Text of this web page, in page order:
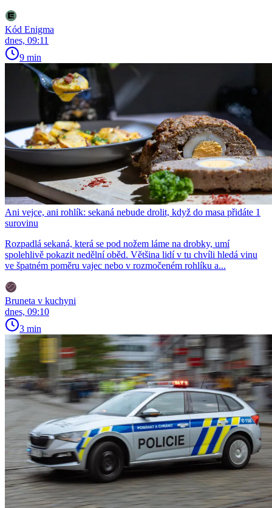
Kód Enigma
dnes, 09:11
9 min
Ani vejce, ani rohlík: sekaná nebude drolit, když do masa přidáte 1
surovinu
Rozpadlá sekaná, která se pod nožem láme na drobky, umí
spolehlivě pokazit nedělní oběd. Většina lidí v tu chvíli hledá vinu
ve špatném poměru vajec nebo v rozmočeném rohlíku a...
Bruneta v kuchyni
dnes, 09:10
3 min